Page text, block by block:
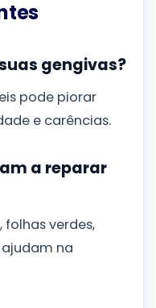
gengivas?
pode piorar
e carências.
a reparar
verdes,
na